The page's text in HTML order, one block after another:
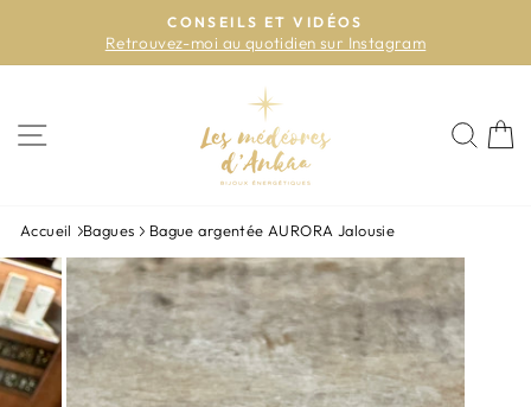
contenu
Diaporama
CONSEILS ET VIDÉOS
Retrouvez-moi au quotidien sur Instagram
Accueil Bagues Bague argentée AURORA Jalousie